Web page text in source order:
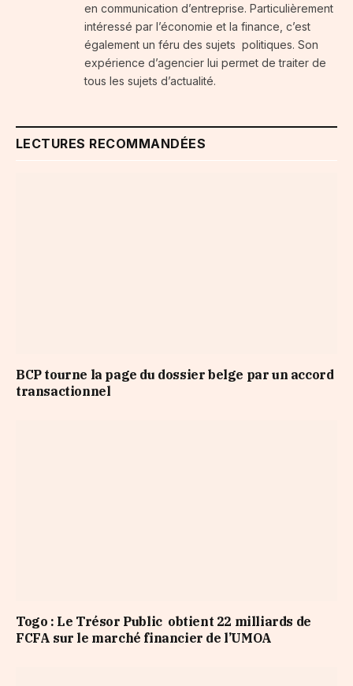
en communication d’entreprise. Particulièrement
intéressé par l’économie et la finance, c’est
également un féru des sujets politiques. Son
expérience d’agencier lui permet de traiter de
tous les sujets d’actualité.
LECTURES RECOMMANDÉES
BCP tourne la page du dossier belge par un accord
transactionnel
Togo : Le Trésor Public obtient 22 milliards de
FCFA sur le marché financier de l’UMOA